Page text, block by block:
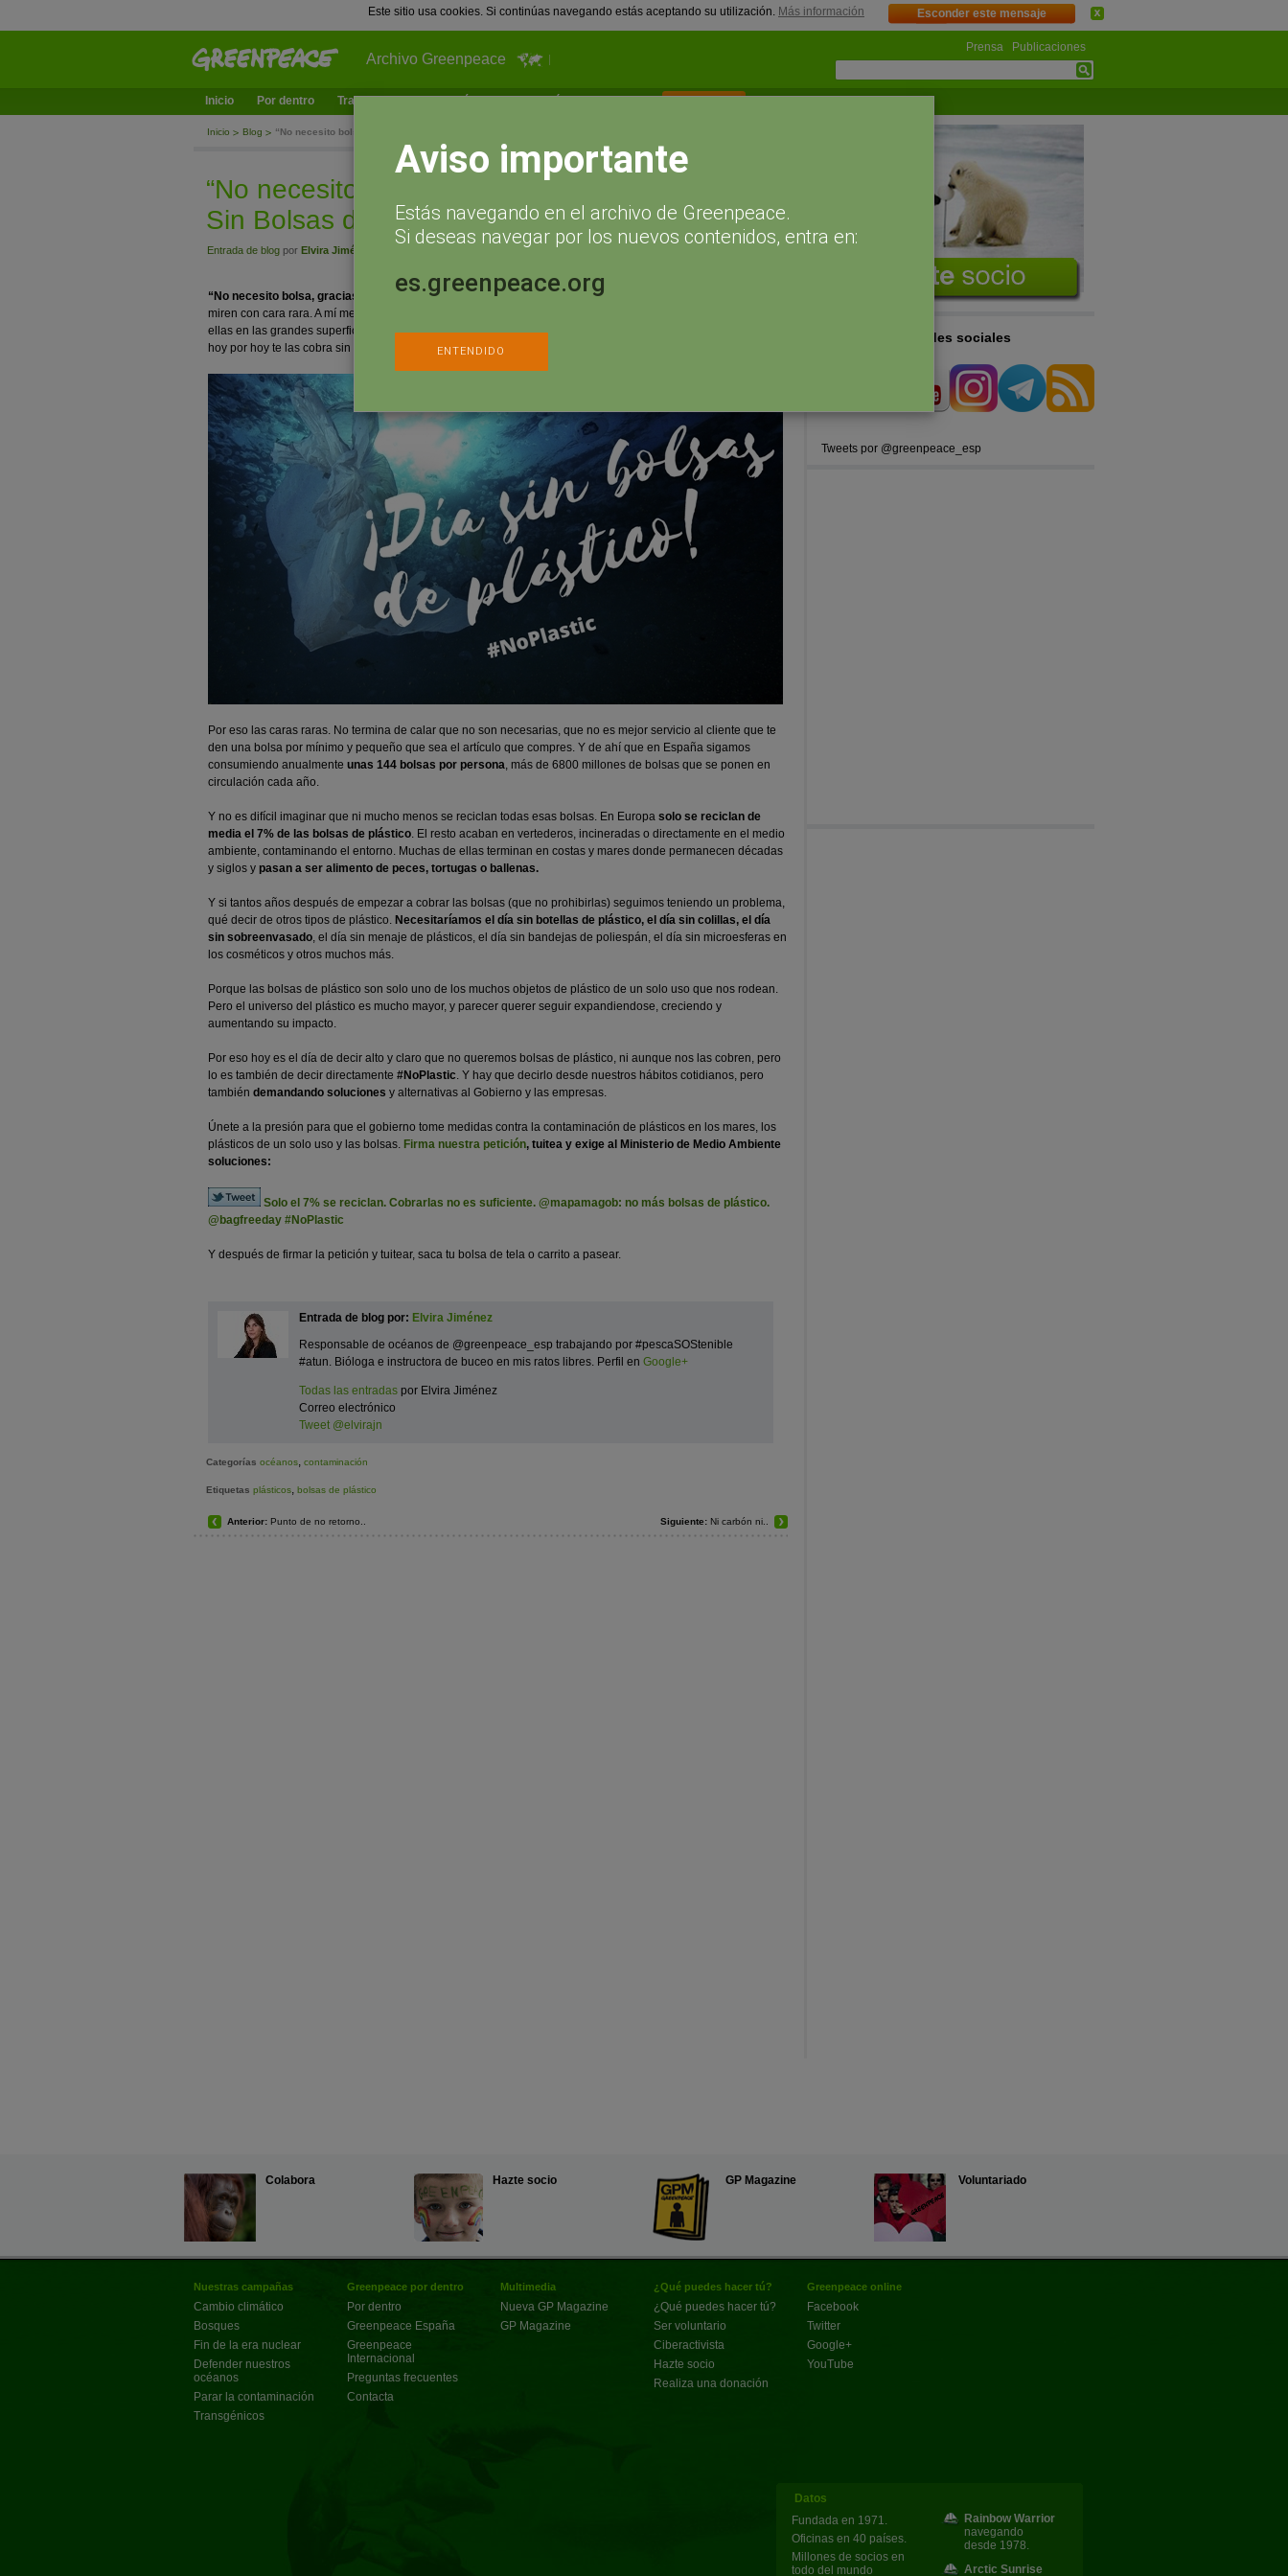
Este sitio usa cookies. Si continúas navegando estás aceptando su utilización. Más información Esconder este mensaje
Archivo Greenpeace
Prensa Publicaciones
Inicio Por dentro Trabajamos en ¿Qué puedes hacer tú? Actualidad Hazte socio
Inicio Blog “No necesito bolsa, gracias": Día Internacional Sin Bolsas de Plástico
“No necesito bolsa, gracias": Día Internacional
Sin Bolsas de Plástico
Entrada de blog por Elvira Jiménez Agregar un comentario
“No necesito bolsa, gracias”
. Si has dicho esta frase alguna vez en un comercio, ya sabes lo normal es que te
miren con cara rara. A mí me ha pasado muchas veces. Aunque ya llevemos unos cuantos años pagando por
ellas en las grandes superficies, aún no nos hemos librado de las bolsas de plástico y es raro el comercio que
hoy por hoy te las cobra sin estar obligado.
Por eso las caras raras. No termina de calar que no son necesarias, que no es mejor servicio al cliente que te
den una bolsa por mínimo y pequeño que sea el artículo que compres. Y de ahí que en España sigamos
consumiendo anualmente unas 144 bolsas por persona, más de 6800 millones de bolsas que se ponen en
circulación cada año.
Y no es difícil imaginar que ni mucho menos se reciclan todas esas bolsas. En Europa solo se reciclan de
media el 7% de las bolsas de plástico. El resto acaban en vertederos, incineradas o directamente en el medio
ambiente, contaminando el entorno. Muchas de ellas terminan en costas y mares donde permanecen décadas
y siglos y pasan a ser alimento de peces, tortugas o ballenas.
Y si tantos años después de empezar a cobrar las bolsas (que no prohibirlas) seguimos teniendo un problema,
qué decir de otros tipos de plástico. Necesitaríamos el día sin botellas de plástico, el día sin colillas, el día
sin sobreenvasado, el día sin menaje de plásticos, el día sin bandejas de poliespán, el día sin microesferas en
los cosméticos y otros muchos más.
Porque las bolsas de plástico son solo uno de los muchos objetos de plástico de un solo uso que nos rodean.
Pero el universo del plástico es mucho mayor, y parecer querer seguir expandiendose, creciendo y
aumentando su impacto.
Por eso hoy es el día de decir alto y claro que no queremos bolsas de plástico, ni aunque nos las cobren, pero
lo es también de decir directamente #NoPlastic. Y hay que decirlo desde nuestros hábitos cotidianos, pero
también demandando soluciones y alternativas al Gobierno y las empresas.
Únete a la presión para que el gobierno tome medidas contra la contaminación de plásticos en los mares, los
plásticos de un solo uso y las bolsas. Firma nuestra petición, tuitea y exige al Ministerio de Medio Ambiente
soluciones:
Solo el 7% se reciclan. Cobrarlas no es suficiente. @mapamagob: no más bolsas de plástico.
@bagfreeday #NoPlastic
Y después de firmar la petición y tuitear, saca tu bolsa de tela o carrito a pasear.
Entrada de blog por: Elvira Jiménez
Responsable de océanos de @greenpeace_esp trabajando por #pescaSOStenible
#atun. Bióloga e instructora de buceo en mis ratos libres. Perfil en Google+
Todas las entradas por Elvira Jiménez
Correo electrónico
Tweet @elvirajn
Categorías océanos, contaminación
Etiquetas plásticos, bolsas de plástico
Siguiente: Ni carbón ni..
Anterior: Punto de no retorno..
Síguenos en las redes sociales
Tweets por @greenpeace_esp
Colabora Hazte socio GP Magazine Voluntariado
Nuestras campañas
Cambio climático
Bosques
Fin de la era nuclear
Defender nuestros
océanos
Parar la contaminación
Transgénicos
Greenpeace por dentro
Por dentro
Greenpeace España
Greenpeace
Internacional
Preguntas frecuentes
Contacta
Multimedia
Nueva GP Magazine
GP Magazine
¿Qué puedes hacer tú?
¿Qué puedes hacer tú?
Ser voluntario
Ciberactivista
Hazte socio
Realiza una donación
Greenpeace online
Facebook
Twitter
Google+
YouTube
Datos
Fundada en 1971.
Oficinas en 40 países.
Millones de socios en
todo del mundo
Rainbow Warrior
navegando
desde 1978.
Arctic Sunrise
Aviso importante
Estás navegando en el archivo de Greenpeace.
Si deseas navegar por los nuevos contenidos, entra en:
es.greenpeace.org
ENTENDIDO